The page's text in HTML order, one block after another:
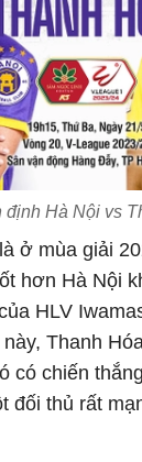
định Hà Nội vs
ở mùa giải
hơn Hà Nội
HLV
Thanh
có chiến
đối thủ rất